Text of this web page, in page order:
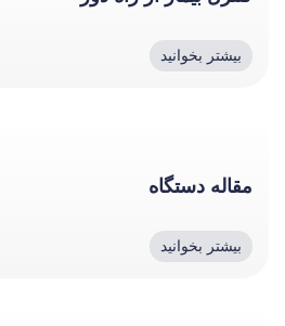
بیشتر بخوانید
مقاله دستگاه
بیشتر بخوانید